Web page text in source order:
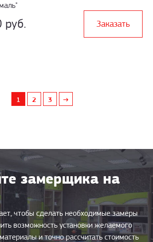
руб. Заказать
1 2 3 →
замерщика на
чтобы сделать необходимые замеры
возможность установки желаемого
и точно рассчитать стоимость